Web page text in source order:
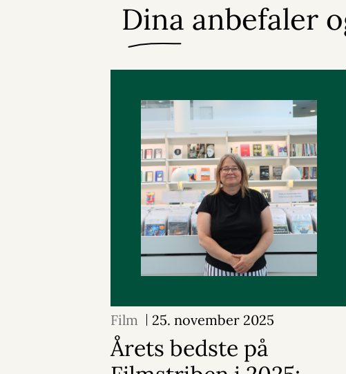
Dina anbefaler
Film 25. november 2025
Årets bedste på